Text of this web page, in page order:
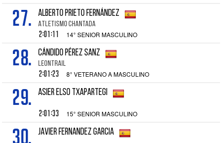
27. ALBERTO PRIETO FERNÁNDEZ
ATLETISMO CHANTADA
2:01:11 14° SENIOR MASCULINO
28. CÁNDIDO PÉREZ SANZ
LEONTRAIL
2:01:23 8° VETERANO A MASCULINO
29. ASIER ELSO TXAPARTEGI
2:01:33 15° SENIOR MASCULINO
30. JAVIER FERNANDEZ GARCIA